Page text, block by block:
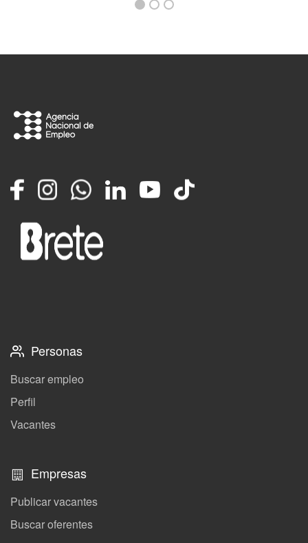
FacebookInstagramWhatsappLinkedInYouTube
TikTok
Personas
Buscar empleo
Perfil
Vacantes
Empresas
Publicar vacantes
Buscar oferentes